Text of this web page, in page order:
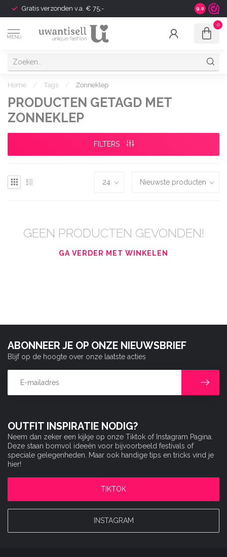
Gratis verzonden v.a. € 75,- Shipping
9.0
MENU
0
Home / Tags / Zonneklep
PRODUCTEN GETAGD MET
ZONNEKLEP
FILTERS
GEEN PRODUCTEN GEVONDEN!
GA VERDER MET WINKELEN
OUTFIT INSPIRATIE NODIG?
Neem dan zeker een kijkje op onze Tiktok of Instagram Pagina.
Deze staan bomvol ideeën voor bijvoorbeeld festivals of
speciale gelegenheden. Maar ook handige tips en tricks vind je
hier!
TIKTOK
INSTAGRAM
ABONNEER JE OP ONZE NIEUWSBRIEF
Blijf op de hoogte over onze laatste acties